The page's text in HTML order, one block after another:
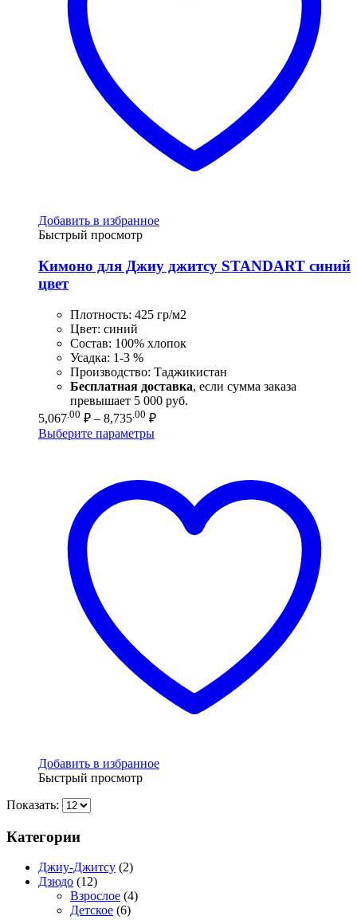
Добавить в избранное
Быстрый просмотр
Кимоно для Джиу джитсу STANDART синий
цвет
Плотность: 425 гр/м2
Цвет: синий
Состав: 100% хлопок
Усадка: 1-3 %
Производство: Таджикистан
Бесплатная доставка, если сумма заказа
превышает 5 000 руб.
5,067 .00 ₽ – 8,735 .00 ₽Диапазон
Выберите параметры
Добавить в избранное
Быстрый просмотр
Показать:
Категории
Джиу-Джитсу (2)
Дзюдо (12)
Взрослое (4)
Детское (6)